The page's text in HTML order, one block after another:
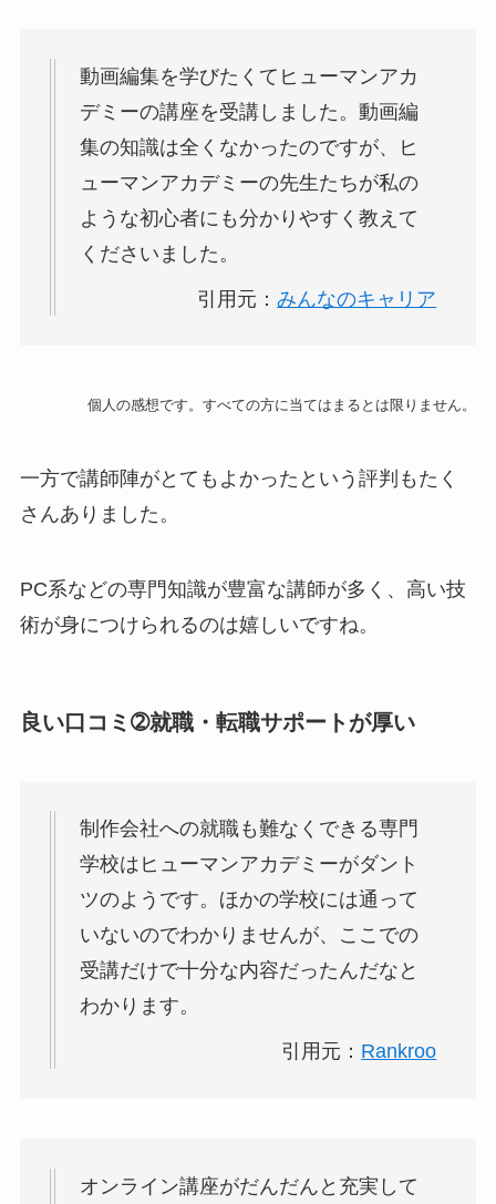
動画編集を学びたくてヒューマンアカ
デミーの講座を受講しました。動画編
集の知識は全くなかったのですが、ヒ
ューマンアカデミーの先生たちが私の
ような初心者にも分かりやすく教えて
くださいました。
引用元：みんなのキャリア
個人の感想です。すべての方に当てはまるとは限りません。
一方で講師陣がとてもよかったという評判もたく
さんありました。
PC系などの専門知識が豊富な講師が多く、高い技
術が身につけられるのは嬉しいですね。
良い口コミ➁就職・転職サポートが厚い
制作会社への就職も難なくできる専門
学校はヒューマンアカデミーがダント
ツのようです。ほかの学校には通って
いないのでわかりませんが、ここでの
受講だけで十分な内容だったんだなと
わかります。
引用元： Rankroo
オンライン講座がだんだんと充実して